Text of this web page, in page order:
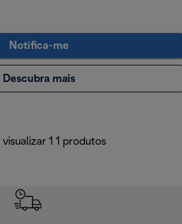
Notifica-me
Descubra mais
visualizar 1 1 produtos